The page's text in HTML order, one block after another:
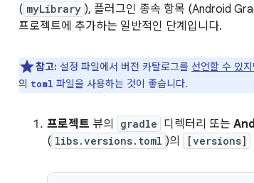
( myLibrary ), 플러그인 종속 항목 (Android
프로젝트에 추가하는 일반적인 단계입니다.
참고: 설정 파일에서 버전 카탈로그를 선언할 수 있
의 toml 파일을 사용하는 것이 좋습니다.
프로젝트 뷰의 gradle 디렉터리 또는
( libs.versions.toml )의 [versions]